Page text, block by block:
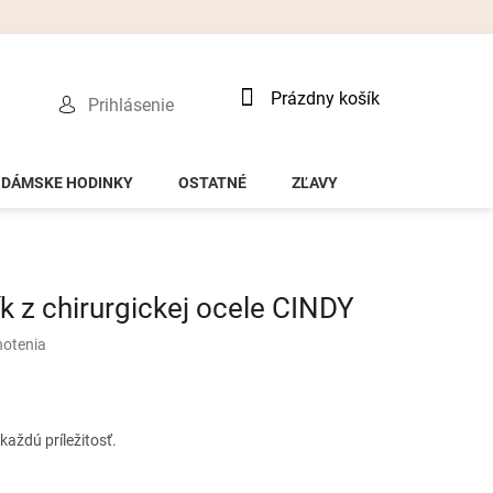
Prihlásenie
Nákupný
Prázdny košík
DÁMSKE HODINKY OSTATNÉ ZĽAVY
z chirurgickej ocele CINDY
príležitosť.